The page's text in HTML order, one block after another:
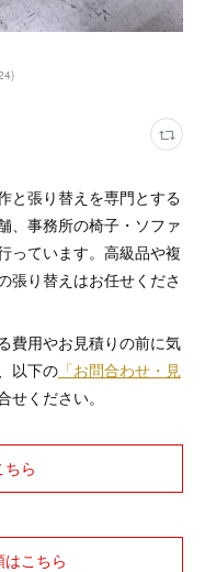
)
と張り替えを専門とする
、事務所の椅子・ソファ
っています。高級品や複
張り替えはお任せくださ
費用やお見積りの前に気
以下の 「お問合わせ・見
せください。
ら
こちら